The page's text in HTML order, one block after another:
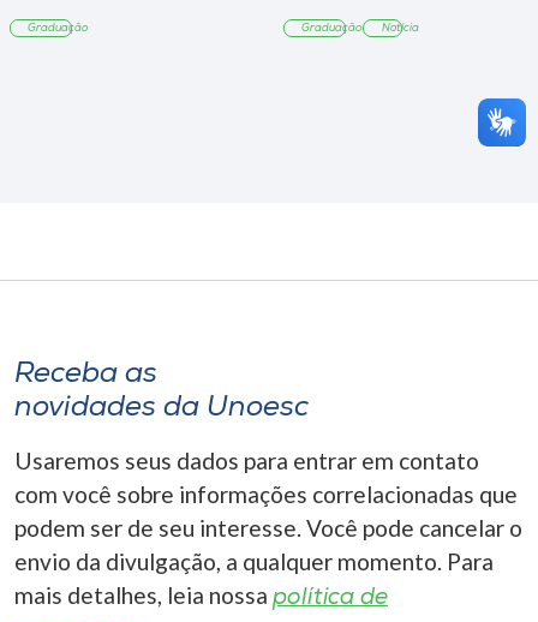
Graduação Graduação Notícia
Receba as
novidades da Unoesc
Usaremos seus dados para entrar em contato
com você sobre informações correlacionadas que
podem ser de seu interesse. Você pode cancelar o
envio da divulgação, a qualquer momento. Para
mais detalhes, leia nossa política de